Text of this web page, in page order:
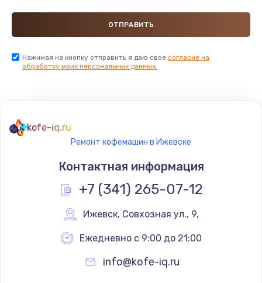
Заказать
550 руб.
370 руб.
Замена датчиков
500 руб.
Нажимая на кнопку отправить я даю свое согласие на
обработку моих персональных данных.
kofe-iq.ru
Ремонт кофемашин в Ижевске
Контактная информация
+7 (341) 265-07-12
Ижевск, Совхозная ул., 9,
Ежедневно с 9:00 до 21:00
info@kofe-iq.ru